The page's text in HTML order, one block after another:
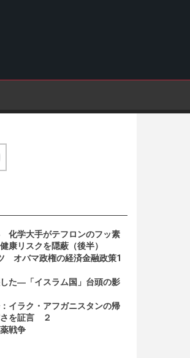
化学大手がテフロンのフッ素
康リスクを隠蔽（後半）
オバマ政権の経済金融政策1
た―「イスラム国」台頭の影
：イラク・アフガニスタンの帰
さを証言 ２
戦争